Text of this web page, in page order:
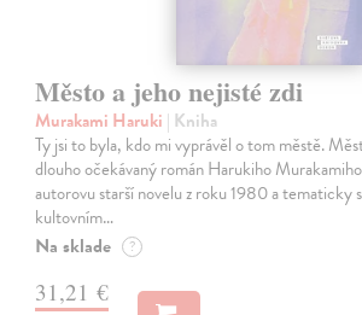
Město a jeho nejisté zdi
Murakami Haruki | Kniha
Ty jsi to byla, kdo mi vyprávěl o tom městě.
dlouho očekávaný román Harukiho
autorovu starší novelu z roku 1980 a tematicky
kultovním…
Na sklade ?
31,21 €